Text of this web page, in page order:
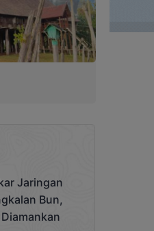
Jaringan
Bun,